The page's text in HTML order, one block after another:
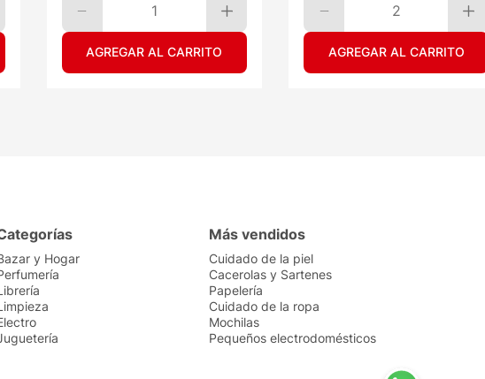
1
AGREGAR AL CARRITO
2
AGREGAR AL CARRITO
y Hogar
Más vendidos
Cuidado de la piel
Cacerolas y Sartenes
Papelería
Cuidado de la ropa
Mochilas
Pequeños electrodomésticos